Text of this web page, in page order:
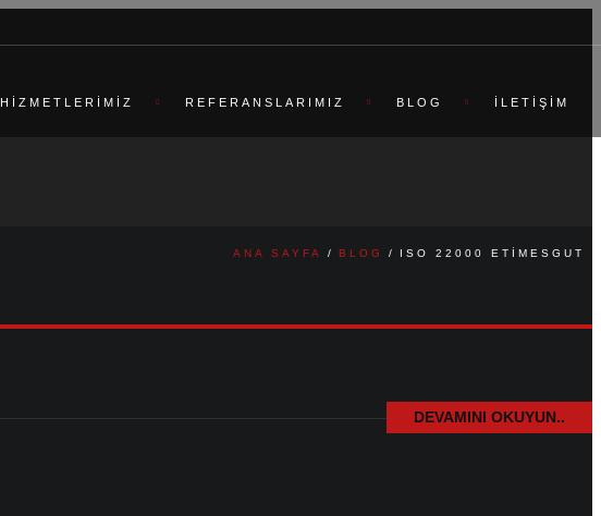
HIZMETLERIMIZ REFERANSLARIMIZ BLOG İLETIŞIM
ANA SAYFA BLOG ISO 22000 ETIMESGUT
DEVAMINI OKUYUN..